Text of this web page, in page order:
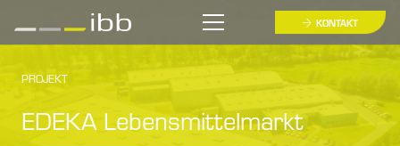
KONTAKT
PROJEKT
EDEKA Lebensmittelmarkt